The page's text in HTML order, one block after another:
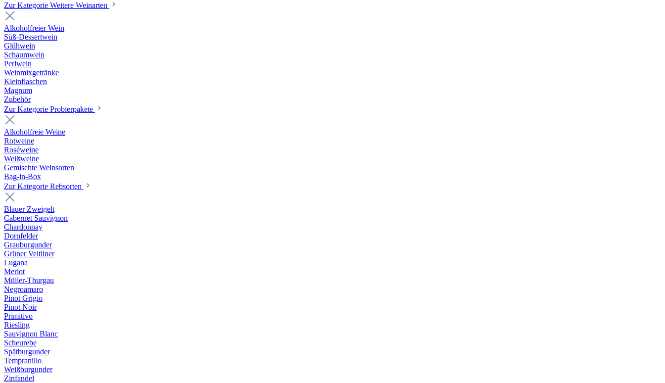
Zur Kategorie Weitere Weinarten
Alkoholfreier Wein
Süß-Dessertwein
Glühwein
Schaumwein
Perlwein
Weinmixgetränke
Kleinflaschen
Magnum
Zubehör
Zur Kategorie Probierpakete
Alkoholfreie Weine
Rotweine
Roséweine
Weißweine
Gemischte Weinsorten
Bag-in-Box
Zur Kategorie Rebsorten
Blauer Zweigelt
Cabernet Sauvignon
Chardonnay
Dornfelder
Grauburgunder
Grüner Veltliner
Lugana
Merlot
Müller-Thurgau
Negroamaro
Pinot Grigio
Pinot Noir
Primitivo
Riesling
Sauvignon Blanc
Scheurebe
Spätburgunder
Tempranillo
Weißburgunder
Zinfandel